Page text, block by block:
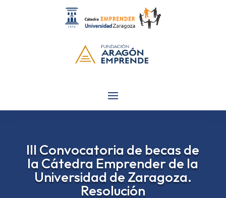
III Convocatoria de becas de
la Cátedra Emprender de la
Universidad de Zaragoza.
Resolución